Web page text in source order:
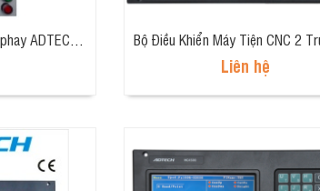
Liên hệ